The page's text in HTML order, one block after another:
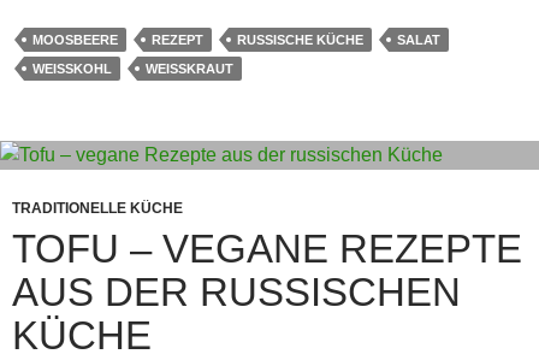
er
e
at
s
p
p
ail e
ss
a
e
ss
e
g
er
e
gr
m
c
e
o
o
MOOSBEERE REZEPT RUSSISCHE KÜCHE
SALAT
WEISSKOHL
WEISSKRAUT
TRADITIONELLE KÜCHE
TOFU – VEGANE REZEPTE
AUS DER RUSSISCHEN
KÜCHE